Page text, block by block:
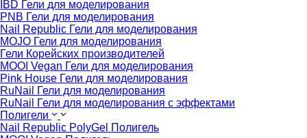
IBD Гели для моделирования
PNB Гели для моделирования
Nail Republic Гели для моделирования
MOJO Гели для моделирования
Гели Корейских производителей
MOOI Vegan Гели для моделирования
Pink House Гели для моделирования
RuNail Гели для моделирования
RuNail Гели для моделирования с эффектами
Полигели
Nail Republic PolyGel Полигель